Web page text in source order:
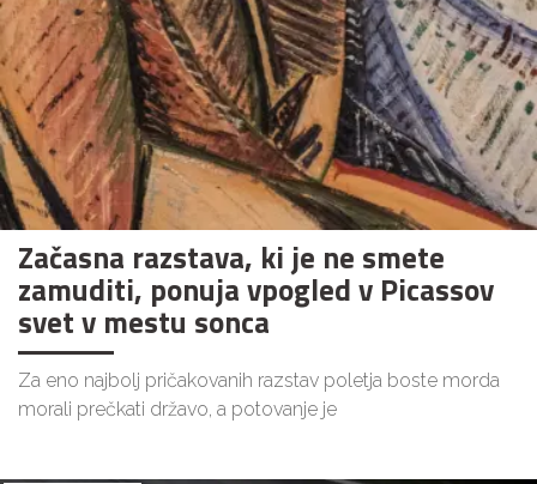
Začasna razstava, ki je ne smete
zamuditi, ponuja vpogled v Picassov
svet v mestu sonca
Za eno najbolj pričakovanih razstav poletja boste morda
morali prečkati državo, a potovanje je